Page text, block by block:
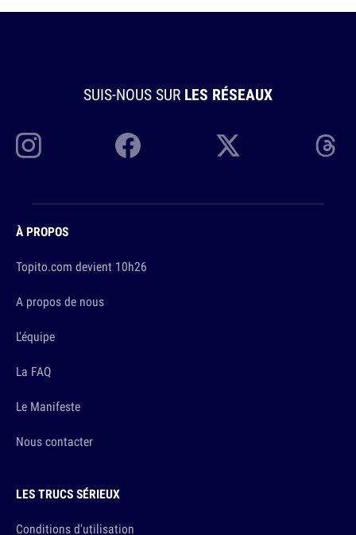
SUIS-NOUS SUR LES RÉSEAUX
À PROPOS
Topito.com devient 10h26
A propos de nous
L'équipe
La FAQ
Le Manifeste
Nous contacter
LES TRUCS SÉRIEUX
Conditions d'utilisation